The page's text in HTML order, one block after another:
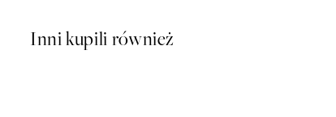
Inni kupili również